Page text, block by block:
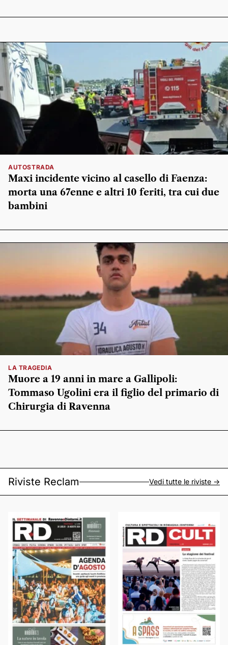
AUTOSTRADA
Maxi incidente vicino al casello di Faenza:
morta una 67enne e altri 10 feriti, tra cui due
bambini
LA TRAGEDIA
Muore a 19 anni in mare a Gallipoli:
Tommaso Ugolini era il figlio del primario di
Chirurgia di Ravenna
Riviste Reclam Vedi tutte le riviste ->